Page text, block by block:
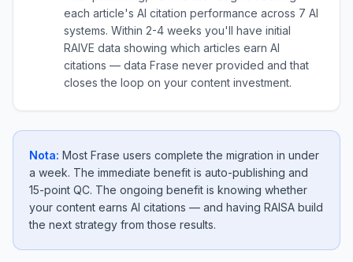
each article's AI citation performance across 7 AI
systems. Within 2-4 weeks you'll have initial
RAIVE data showing which articles earn AI
citations — data Frase never provided and that
closes the loop on your content investment.
Nota: Most Frase users complete the migration in under
a week. The immediate benefit is auto-publishing and
15-point QC. The ongoing benefit is knowing whether
your content earns AI citations — and having RAISA build
the next strategy from those results.